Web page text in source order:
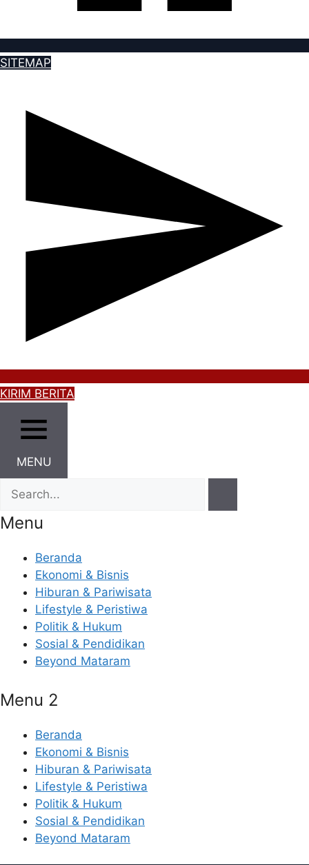
SITEMAP
KIRIM BERITA
MENU
Menu
Beranda
Ekonomi & Bisnis
Hiburan & Pariwisata
Lifestyle & Peristiwa
Politik & Hukum
Sosial & Pendidikan
Beyond Mataram
Menu 2
Beranda
Ekonomi & Bisnis
Hiburan & Pariwisata
Lifestyle & Peristiwa
Politik & Hukum
Sosial & Pendidikan
Beyond Mataram